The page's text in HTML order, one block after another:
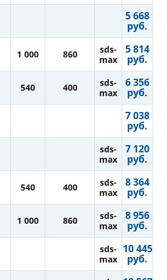
5 668
руб.
1 000 860
sds-
max
5 814
руб.
540 400
sds-
max
6 356
руб.
7 038
руб.
sds-
max
7 120
руб.
540 400
sds-
max
8 364
руб.
1 000 860
sds-
max
8 956
руб.
sds-
max
10 445
руб.